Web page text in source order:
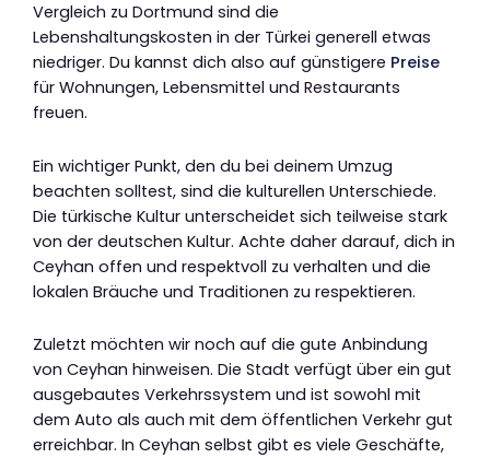
Vergleich zu Dortmund sind die
Lebenshaltungskosten in der Türkei generell etwas
niedriger. Du kannst dich also auf günstigere Preise
für Wohnungen, Lebensmittel und Restaurants
freuen.
Ein wichtiger Punkt, den du bei deinem Umzug
beachten solltest, sind die kulturellen Unterschiede.
Die türkische Kultur unterscheidet sich teilweise stark
von der deutschen Kultur. Achte daher darauf, dich in
Ceyhan offen und respektvoll zu verhalten und die
lokalen Bräuche und Traditionen zu respektieren.
Zuletzt möchten wir noch auf die gute Anbindung
von Ceyhan hinweisen. Die Stadt verfügt über ein gut
ausgebautes Verkehrssystem und ist sowohl mit
dem Auto als auch mit dem öffentlichen Verkehr gut
erreichbar. In Ceyhan selbst gibt es viele Geschäfte,